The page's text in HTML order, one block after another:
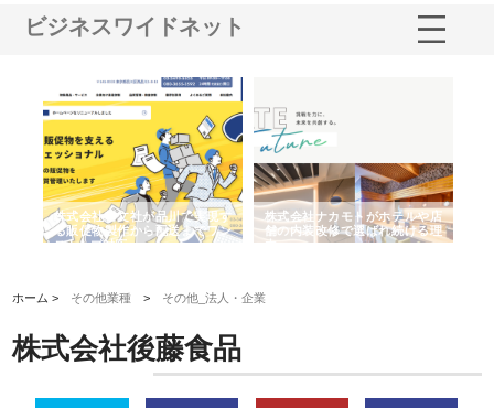
ビジネスワイドネット
株式会社耕文社が品川で実現す
る販促物製作から配送までワン
ストップ対応
株式会社ナカモトがホテルや店
舗の内装改修で選ばれ続ける理
由
ホーム > その他業種 > その他_法人・企業
株式会社後藤食品